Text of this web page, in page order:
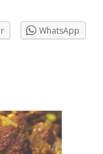
WhatsApp